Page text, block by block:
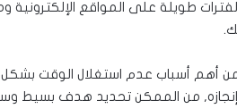
طويلة على المواقع الإلكترونية
من أهم أسباب عدم استغلال الوقت
من الممكن تحديد هدف بسيط